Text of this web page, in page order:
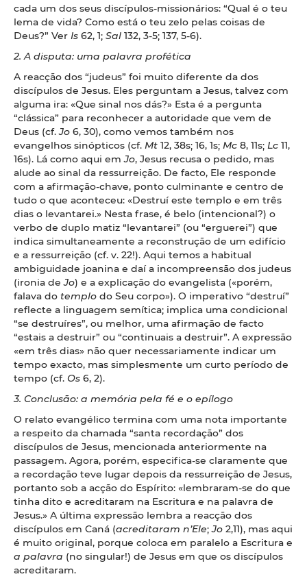
cada um dos seus discípulos-missionários: “Qual é o teu
lema de vida? Como está o teu zelo pelas coisas de
Deus?” Ver Is 62, 1; Sal 132, 3-5; 137, 5-6).
2. A disputa: uma palavra profética
A reacção dos “judeus” foi muito diferente da dos
discípulos de Jesus. Eles perguntam a Jesus, talvez com
alguma ira: «Que sinal nos dás?» Esta é a pergunta
“clássica” para reconhecer a autoridade que vem de
Deus (cf.Jo 6, 30), como vemos também nos
evangelhos sinópticos (cf. Mt 12, 38s; 16, 1s; Mc 8, 11s; Lc 11,
16s). Lá como aqui emJo, Jesus recusa o pedido, mas
alude ao sinal da ressurreição. De facto, Ele responde
com a afirmação-chave, ponto culminante e centro de
tudo o que aconteceu: «Destruí este templo e em três
dias o levantarei.» Nesta frase, é belo (intencional?) o
verbo de duplo matiz “levantarei” (ou “erguerei”) que
indica simultaneamente a reconstrução de um edifício
e a ressurreição (cf. v. 22!). Aqui temos a habitual
ambiguidade joanina e daí a incompreensão dos judeus
(ironia deJo) e a explicação do evangelista («porém,
falava do templo do Seu corpo»). O imperativo “destruí”
reflecte a linguagem semítica; implica uma condicional
“se destruíres”, ou melhor, uma afirmação de facto
“estais a destruir” ou “continuais a destruir”. A expressão
«em três dias» não quer necessariamente indicar um
tempo exacto, mas simplesmente um curto período de
tempo (cf. Os 6, 2).
3. Conclusão: a memória pela fé e o epílogo
O relato evangélico termina com uma nota importante
a respeito da chamada “santa recordação” dos
discípulos de Jesus, mencionada anteriormente na
passagem. Agora, porém, especifica-se claramente que
a recordação teve lugar depois da ressurreição de Jesus,
portanto sob a acção do Espírito: «lembraram-se do que
tinha dito e acreditaram na Escritura e na palavra de
Jesus.» A última expressão lembra a reacção dos
discípulos em Caná (acreditaram n’Ele;Jo 2,11), mas aqui
é muito original, porque coloca em paralelo a Escritura e
a palavra (no singular!) de Jesus em que os discípulos
acreditaram.